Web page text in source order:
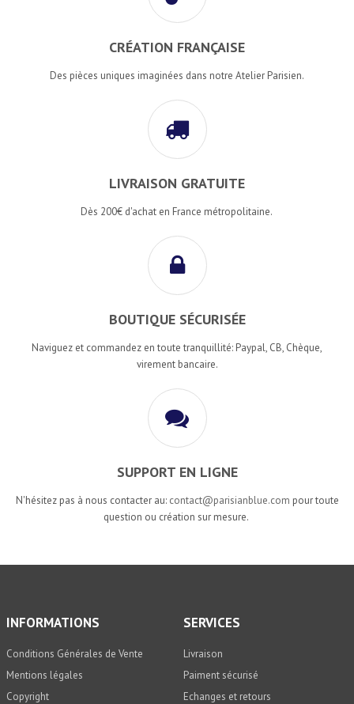
CRÉATION FRANÇAISE
Des pièces uniques imaginées dans notre Atelier Parisien.
LIVRAISON GRATUITE
Dès 200€ d'achat en France métropolitaine.
BOUTIQUE SÉCURISÉE
Naviguez et commandez en toute tranquillité: Paypal, CB, Chèque,
virement bancaire.
SUPPORT EN LIGNE
N'hésitez pas à nous contacter au: contact@parisianblue.com pour toute
question ou création sur mesure.
INFORMATIONS
Conditions Générales de Vente
Mentions légales
Copyright
SERVICES
Livraison
Paiment sécurisé
Echanges et retours